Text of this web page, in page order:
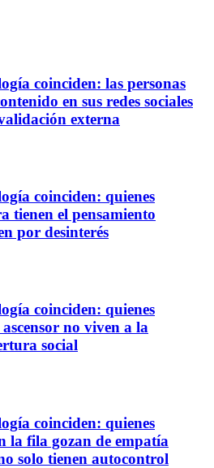
coinciden: las personas
en sus redes sociales
externa
coinciden: quienes
tienen el pensamiento
por desinterés
coinciden: quienes
no viven a la
social
coinciden: quienes
la fila gozan de empatía
solo tienen autocontrol